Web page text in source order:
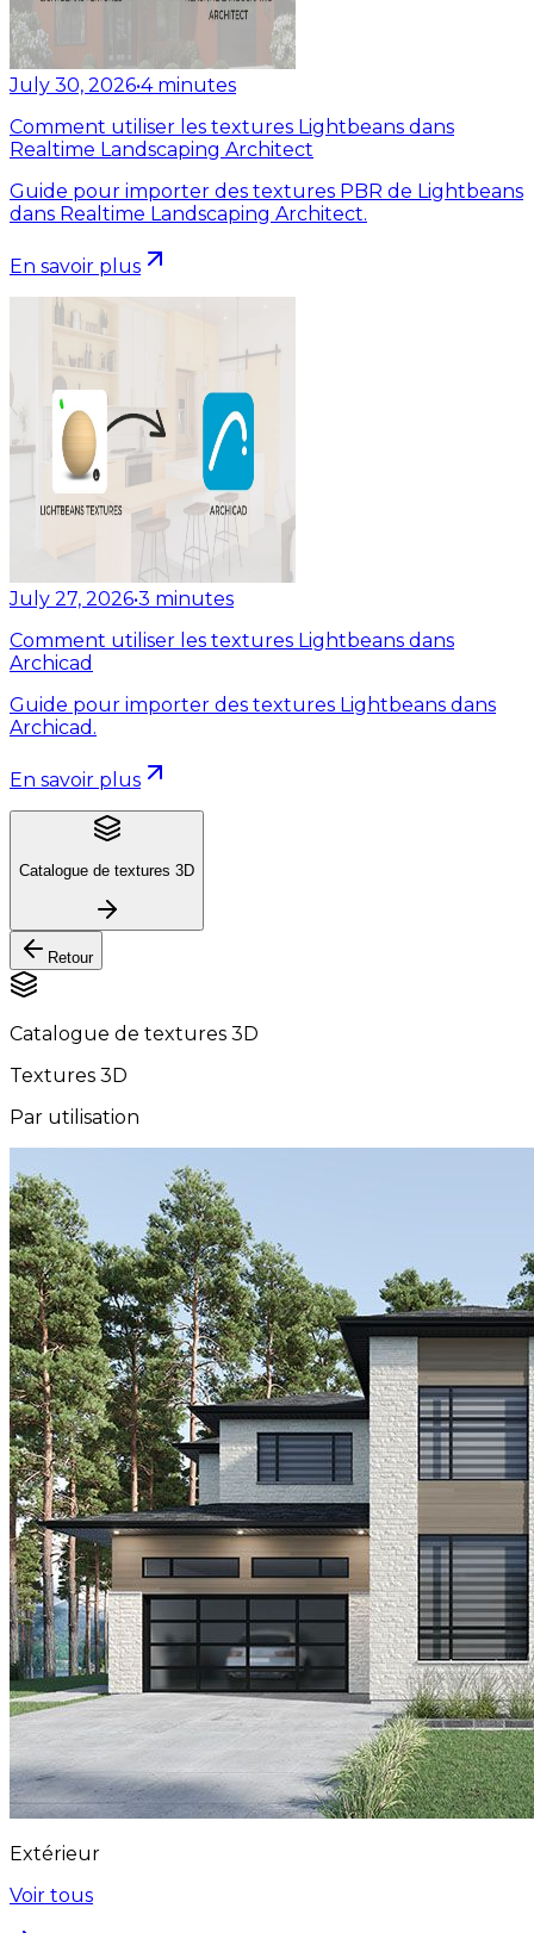
July 30, 2026•4 minutes
Comment utiliser les textures Lightbeans dans
Realtime Landscaping Architect
Guide pour importer des textures PBR de Lightbeans
dans Realtime Landscaping Architect.
En savoir plus
July 27, 2026•3 minutes
Comment utiliser les textures Lightbeans dans
Archicad
Guide pour importer des textures Lightbeans dans
Archicad.
En savoir plus
Catalogue de textures 3D
Retour
Catalogue de textures 3D
Textures 3D
Par utilisation
Extérieur
Voir tous